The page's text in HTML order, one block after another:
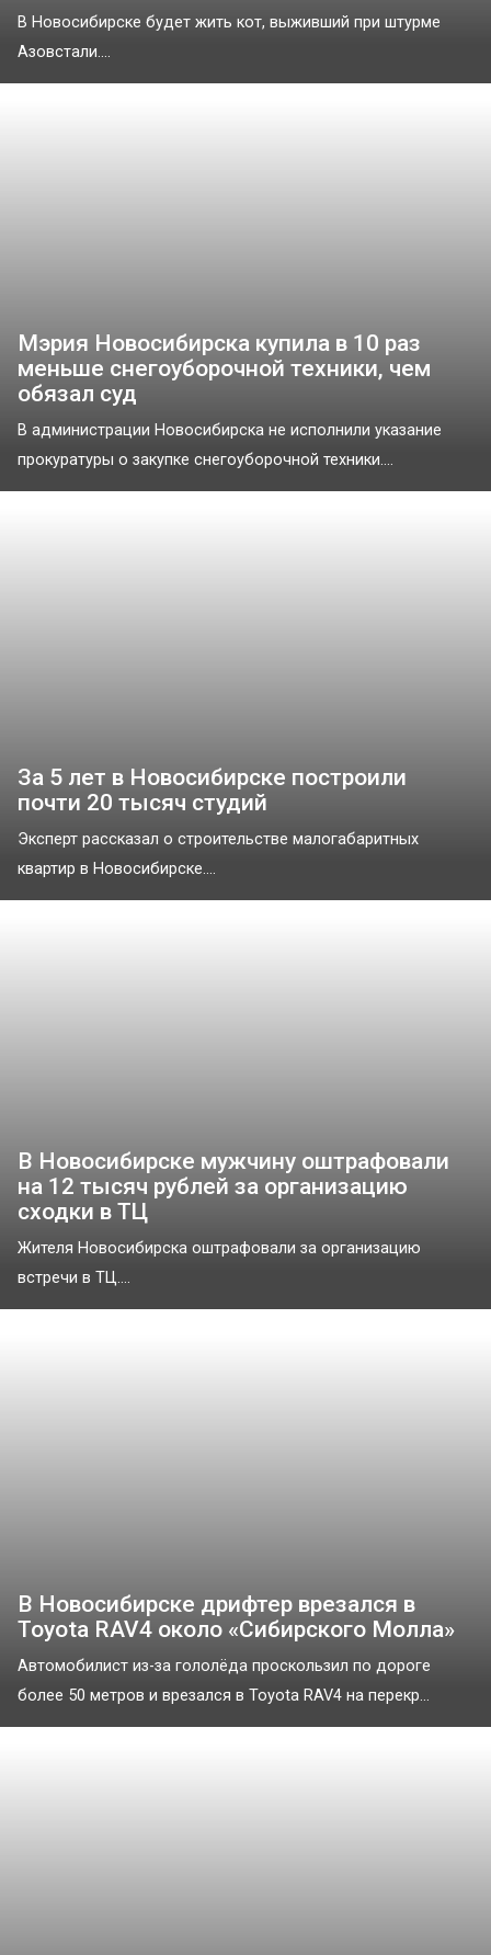
В Новосибирске будет жить кот, выживший при штурме
Азовстали....
Мэрия Новосибирска купила в 10 раз
меньше снегоуборочной техники, чем
обязал суд
В администрации Новосибирска не исполнили указание
прокуратуры о закупке снегоуборочной техники....
За 5 лет в Новосибирске построили
почти 20 тысяч студий
Эксперт рассказал о строительстве малогабаритных
квартир в Новосибирске....
В Новосибирске мужчину оштрафовали
на 12 тысяч рублей за организацию
сходки в ТЦ
Жителя Новосибирска оштрафовали за организацию
встречи в ТЦ....
В Новосибирске дрифтер врезался в
Toyota RAV4 около «Сибирского Молла»
Автомобилист из-за гололёда проскользил по дороге
более 50 метров и врезался в Toyota RAV4 на перекр...